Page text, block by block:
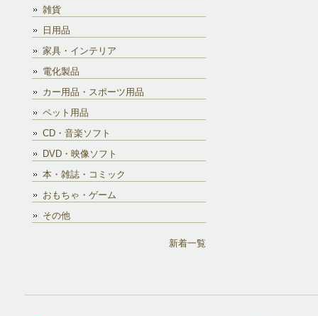
雑貨
日用品
家具・インテリア
電化製品
カー用品・スポーツ用品
ペット用品
CD・音楽ソフト
DVD・映像ソフト
本・雑誌・コミック
おもちゃ・ゲーム
その他
新着一覧